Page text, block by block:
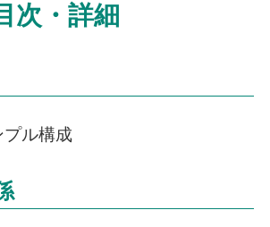
次・詳細
ル構成